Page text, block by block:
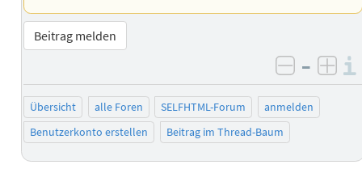
Beitrag melden
negativ
–
Übersicht alle Foren SELFHTML-Forum
anmelden
Benutzerkonto erstellen
Beitrag im Thread-Baum